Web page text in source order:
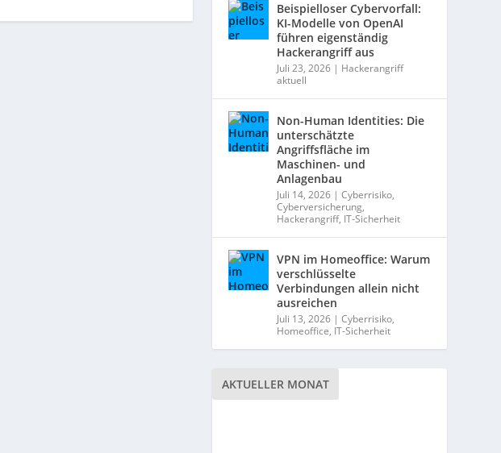
Beispielloser Cybervorfall:
KI-Modelle von OpenAI
führen eigenständig
Hackerangriff aus
Juli 23, 2026 | Hackerangriff
aktuell
Non-Human Identities: Die
unterschätzte
Angriffsfläche im
Maschinen- und
Anlagenbau
Juli 14, 2026 |Cyberrisiko,
Cyberversicherung,
Hackerangriff, IT-Sicherheit
VPN im Homeoffice: Warum
verschlüsselte
Verbindungen allein nicht
ausreichen
Juli 13, 2026 |Cyberrisiko,
Homeoffice, IT-Sicherheit
AKTUELLER MONAT